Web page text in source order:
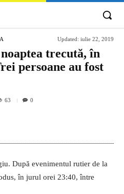
Updated: iulie 22, 2019
trecută, în
persoane au fost
63 0
După evenimentul rutier de la
în jurul orei 23:40, între